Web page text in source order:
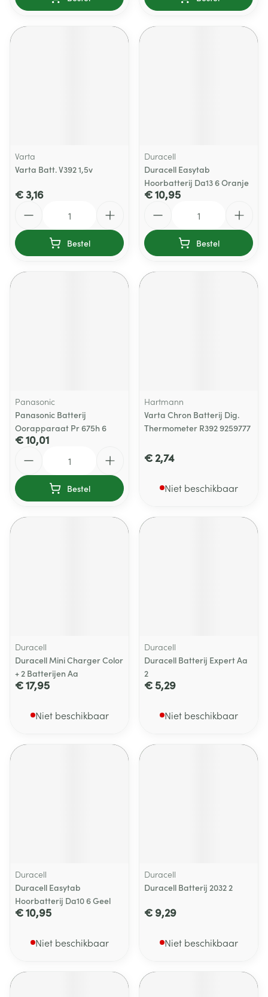
Varta
Varta Batt. V392 1,5v
€ 3,16
Bestel
Duracell
Duracell Easytab
Hoorbatterij Da13 6 Oranje
€ 10,95
Bestel
Panasonic
Panasonic Batterij
Oorapparaat Pr 675h 6
€ 10,01
Bestel
Hartmann
Varta Chron Batterij Dig.
Thermometer R392 9259777
€ 2,74
Niet beschikbaar
Duracell
Duracell Mini Charger Color
+ 2 Batterijen Aa
€ 17,95
Niet beschikbaar
Duracell
Duracell Batterij Expert Aa
2
€ 5,29
Niet beschikbaar
Duracell
Duracell Easytab
Hoorbatterij Da10 6 Geel
€ 10,95
Niet beschikbaar
Duracell
Duracell Batterij 2032 2
€ 9,29
Niet beschikbaar